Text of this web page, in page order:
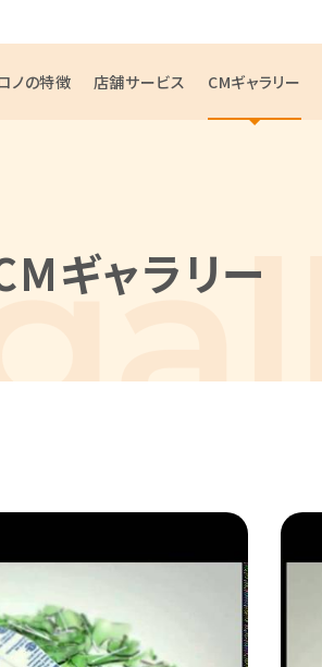
ノの特徴 店舗サービス CMギャラリー
ギャラリー